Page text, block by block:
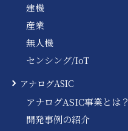
建機
産業
無人機
センシング/IoT
アナログASIC
アナログASIC事業とは？
開発事例の紹介